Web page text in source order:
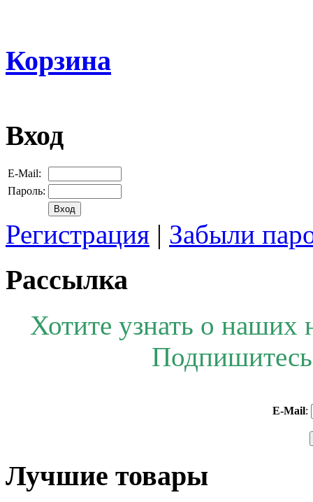
Корзина
Вход
E-Mail:
Пароль:
Регистрация | Забыли
Рассылка
Хотите узнать о наших
E-Mail:
Лучшие товары